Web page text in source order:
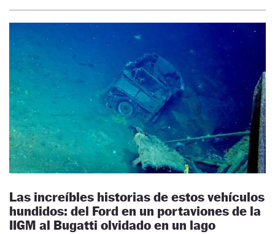
Las increíbles historias de estos vehículos
hundidos: del Ford en un portaviones de la
IIGM al Bugatti olvidado en un lago